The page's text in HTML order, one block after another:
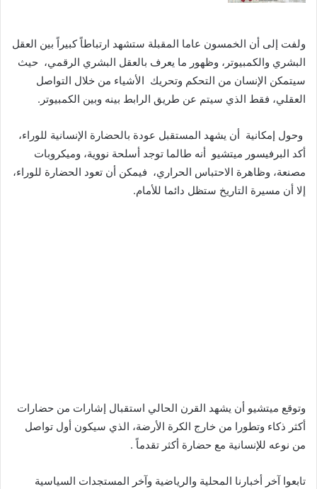
ولفت إلى أن الخمسون عاما المقبلة ستشهد ارتباطاً كبيراً بين العقل
البشري والكمبيوتر، وظهور ما يعرف بالعقل البشري الرقمي، حيث
سيتمكن الإنسان من التحكم وتحريك الأشياء من خلال التواصل
العقلي، فقط الذي سيتم عن طريق الرابط بينه وبين الكمبيوتر.
وحول إمكانية أن يشهد المستقبل عودة بالحضارة الإنسانية للوراء،
أكد البرفيسور ميتشيو أنه طالما توجد أسلحة نووية، وميكروبات
مصنعة، وظاهرة الاحتباس الحراري، فيمكن أن تعود الحضارة للوراء،
إلا أن مسيرة التاريخ ستظل دائما للأمام.
وتوقع ميتشيو أن يشهد القرن الحالي استقبال إشارات من حضارات
أكثر ذكاء وتطورا من خارج الكرة الأرضة، الذي سيكون أول تواصل
من نوعه للإنسانية مع حضارة أكثر تقدماً .
تابعوا آخر أخبارنا المحلية والرياضية وآخر المستجدات السياسية